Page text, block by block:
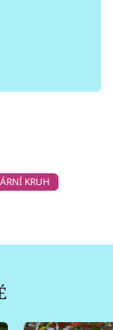
KRUH